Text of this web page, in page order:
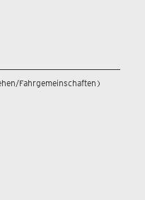
Fahrgemeinschaften)